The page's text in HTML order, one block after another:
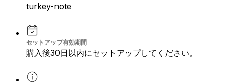
turkey-note
セットアップ有効期間
購入後30日以内にセットアップしてください。